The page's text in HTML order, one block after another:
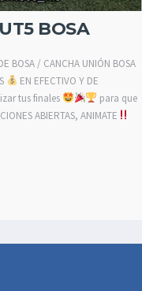
BOSA
BOSA / CANCHA UNIÓN BOSA
EN EFECTIVO Y DE
tus finales
para que
ABIERTAS, ANIMATE